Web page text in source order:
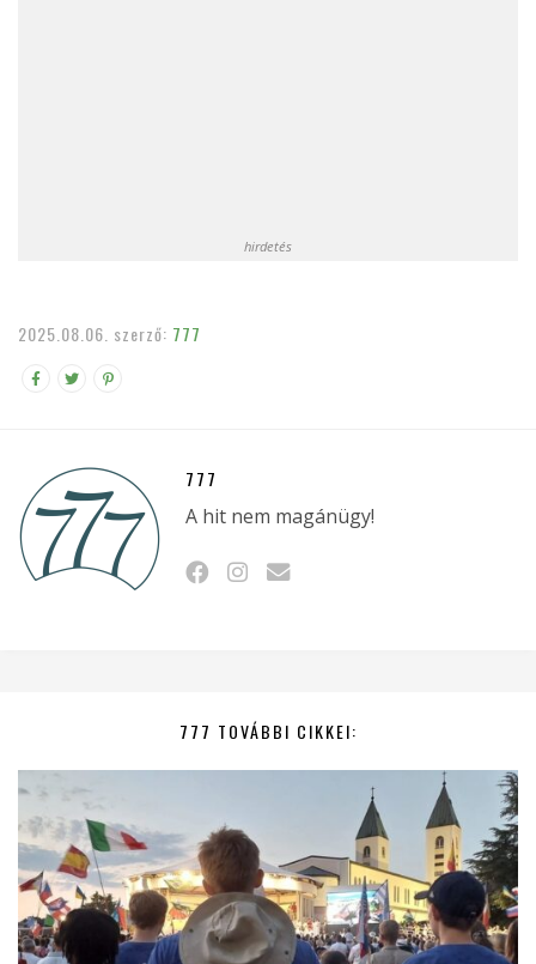
hirdetés
2025.08.06. szerző: 777
777
A hit nem magánügy!
777 TOVÁBBI CIKKEI: